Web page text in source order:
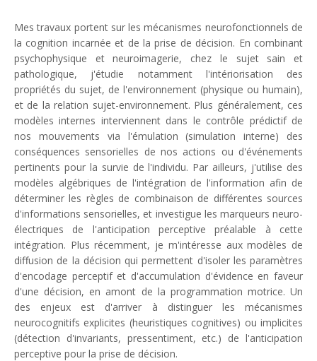
Mes travaux portent sur les mécanismes neurofonctionnels de
la cognition incarnée et de la prise de décision. En combinant
psychophysique et neuroimagerie, chez le sujet sain et
pathologique, j'étudie notamment l'intériorisation des
propriétés du sujet, de l'environnement (physique ou humain),
et de la relation sujet-environnement. Plus généralement, ces
modèles internes interviennent dans le contrôle prédictif de
nos mouvements via l'émulation (simulation interne) des
conséquences sensorielles de nos actions ou d'événements
pertinents pour la survie de l'individu. Par ailleurs, j'utilise des
modèles algébriques de l'intégration de l'information afin de
déterminer les règles de combinaison de différentes sources
d'informations sensorielles, et investigue les marqueurs neuro-
électriques de l'anticipation perceptive préalable à cette
intégration. Plus récemment, je m'intéresse aux modèles de
diffusion de la décision qui permettent d'isoler les paramètres
d'encodage perceptif et d'accumulation d'évidence en faveur
d'une décision, en amont de la programmation motrice. Un
des enjeux est d'arriver à distinguer les mécanismes
neurocognitifs explicites (heuristiques cognitives) ou implicites
(détection d'invariants, pressentiment, etc.) de l'anticipation
perceptive pour la prise de décision.